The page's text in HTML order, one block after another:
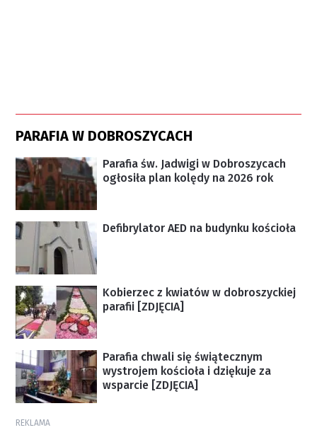
PARAFIA W DOBROSZYCACH
Parafia św. Jadwigi w Dobroszycach
ogłosiła plan kolędy na 2026 rok
Defibrylator AED na budynku kościoła
Kobierzec z kwiatów w dobroszyckiej
parafii [ZDJĘCIA]
Parafia chwali się świątecznym
wystrojem kościoła i dziękuje za
wsparcie [ZDJĘCIA]
REKLAMA